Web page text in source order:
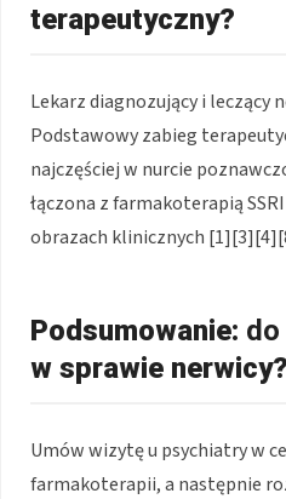
terapeutyczny?
Lekarz diagnozujący i leczący
Podstawowy zabieg
najczęściej w nurcie
łączona z farmakoterapią
obrazach klinicznych
Podsumowanie: do
w sprawie nerwicy?
Umów wizytę u psychiatry w
farmakoterapii, a następnie